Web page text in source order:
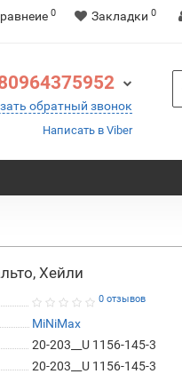
0 Закладки 0
обратный звонок
Написать в Viber
Хейли
0 отзывов
MiNiMax
20-203__U 1156-145-3
20-203__U 1156-145-3